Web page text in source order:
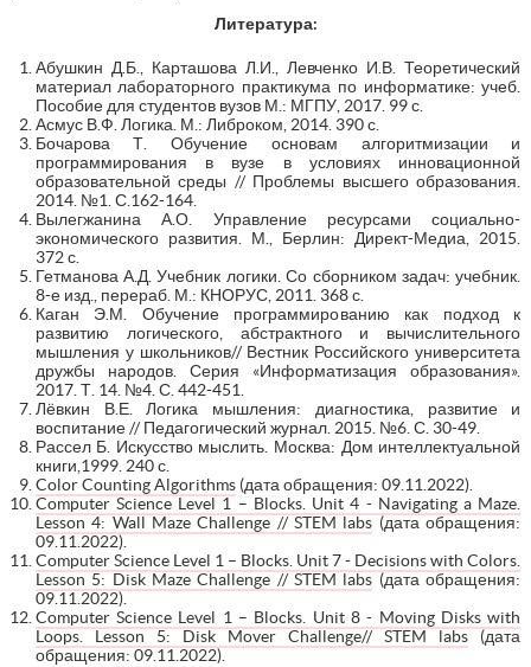
Литература:
Абушкин Д.Б., Карташова Л.И., Левченко И.В. Теоретический
материал лабораторного практикума по информатике: учеб.
Пособие для студентов вузов М.: МГПУ, 2017. 99 с.
Асмус В.Ф. Логика. М.: Либроком, 2014. 390 с.
Бочарова Т. Обучение основам алгоритмизации и
программирования в вузе в условиях инновационной
образовательной среды // Проблемы высшего образования.
2014. №1. С.162-164.
Вылегжанина А.О. Управление ресурсами социально-
экономического развития. М., Берлин: Директ-Медиа, 2015.
372 с.
Гетманова А.Д. Учебник логики. Со сборником задач: учебник.
8-е изд., перераб. М.: КНОРУС, 2011. 368 с.
Каган Э.М. Обучение программированию как подход к
развитию логического, абстрактного и вычислительного
мышления у школьников// Вестник Российского университета
дружбы народов. Серия «Информатизация образования».
2017. Т. 14. №4. С. 442-451.
Лёвкин В.Е. Логика мышления: диагностика, развитие и
воспитание // Педагогический журнал. 2015. №6. С. 30-49.
Рассел Б. Искусство мыслить. Москва: Дом интеллектуальной
книги,1999. 240 с.
Color Counting Algorithms(дата обращения: 09.11.2022).
Computer Science Level 1 – Blocks. Unit 4 - Navigating a Maze.
Lesson 4: Wall Maze Challenge // STEM labs (дата обращения:
09.11.2022).
Computer Science Level 1 – Blocks. Unit 7 - Decisions with Colors.
Lesson 5: Disk Maze Challenge // STEM labs (дата обращения:
09.11.2022).
Computer Science Level 1 – Blocks. Unit 8 - Moving Disks with
Loops. Lesson 5: Disk Mover Challenge// STEM labs (дата
обращения: 09.11.2022).